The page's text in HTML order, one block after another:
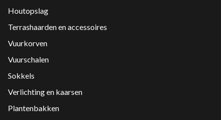
Houtopslag
Terrashaarden en accessoires
Vuurkorven
Vuurschalen
Sokkels
Verlichting en kaarsen
Plantenbakken